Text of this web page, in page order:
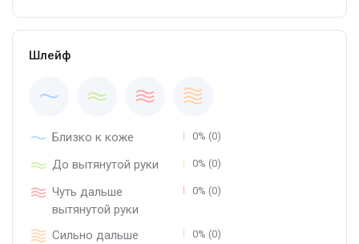
Шлейф
Близко к коже 0% (0)
До вытянутой руки 0% (0)
Чуть дальше
вытянутой руки
0% (0)
Сильно дальше
0% (0)